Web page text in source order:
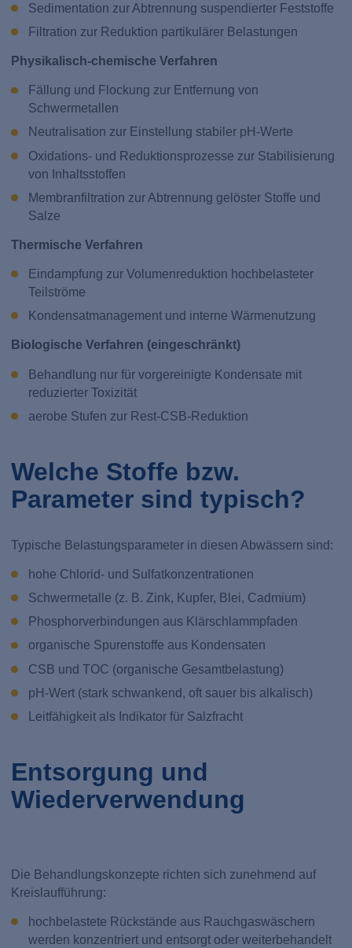
Sedimentation zur Abtrennung suspendierter Feststoffe
Filtration zur Reduktion partikulärer Belastungen
Physikalisch-chemische Verfahren
Fällung und Flockung zur Entfernung von
Schwermetallen
Neutralisation zur Einstellung stabiler pH-Werte
Oxidations- und Reduktionsprozesse zur Stabilisierung
von Inhaltsstoffen
Membranfiltration zur Abtrennung gelöster Stoffe und
Salze
Thermische Verfahren
Eindampfung zur Volumenreduktion hochbelasteter
Teilströme
Kondensatmanagement und interne Wärmenutzung
Biologische Verfahren (eingeschränkt)
Behandlung nur für vorgereinigte Kondensate mit
reduzierter Toxizität
aerobe Stufen zur Rest-CSB-Reduktion
Welche Stoffe bzw.
Parameter sind typisch?
Typische Belastungsparameter in diesen Abwässern sind:
hohe Chlorid- und Sulfatkonzentrationen
Schwermetalle (z. B. Zink, Kupfer, Blei, Cadmium)
Phosphorverbindungen aus Klärschlammpfaden
organische Spurenstoffe aus Kondensaten
CSB und TOC (organische Gesamtbelastung)
pH-Wert (stark schwankend, oft sauer bis alkalisch)
Leitfähigkeit als Indikator für Salzfracht
Entsorgung und
Wiederverwendung
Die Behandlungskonzepte richten sich zunehmend auf
Kreislaufführung:
hochbelastete Rückstände aus Rauchgaswäschern
werden konzentriert und entsorgt oder weiterbehandelt